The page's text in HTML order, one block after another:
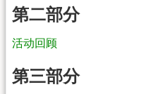
第二部分
活动回顾
第三部分